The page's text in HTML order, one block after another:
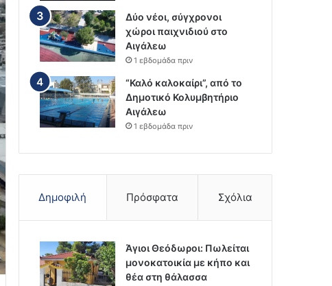
Δύο νέοι, σύγχρονοι
χώροι παιχνιδιού στο
Αιγάλεω
1 εβδομάδα πριν
“Καλό καλοκαίρι”, από το
Δημοτικό Κολυμβητήριο
Αιγάλεω
1 εβδομάδα πριν
Δημοφιλή Πρόσφατα Σχόλια
Άγιοι Θεόδωροι: Πωλείται
μονοκατοικία με κήπο και
θέα στη θάλασσα